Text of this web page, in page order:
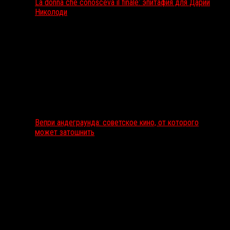
La donna che conosceva il finale: эпитафия для Дарии
Николоди
Вепри андеграунда: советское кино, от которого
может затошнить